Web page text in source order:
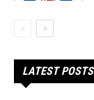
LATEST POSTS